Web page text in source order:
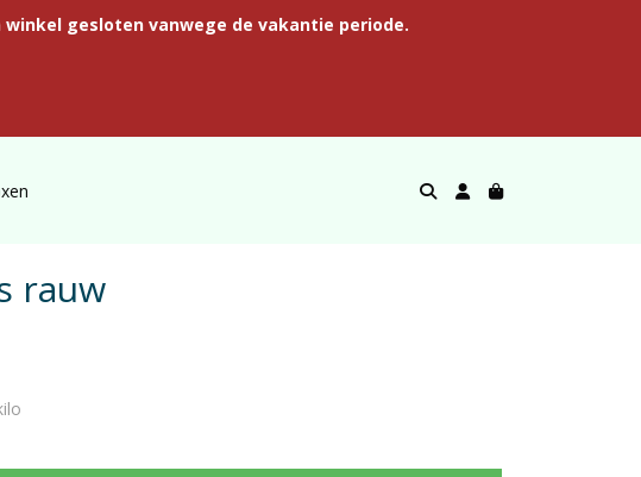
gesloten vanwege de vakantie periode.
rauw